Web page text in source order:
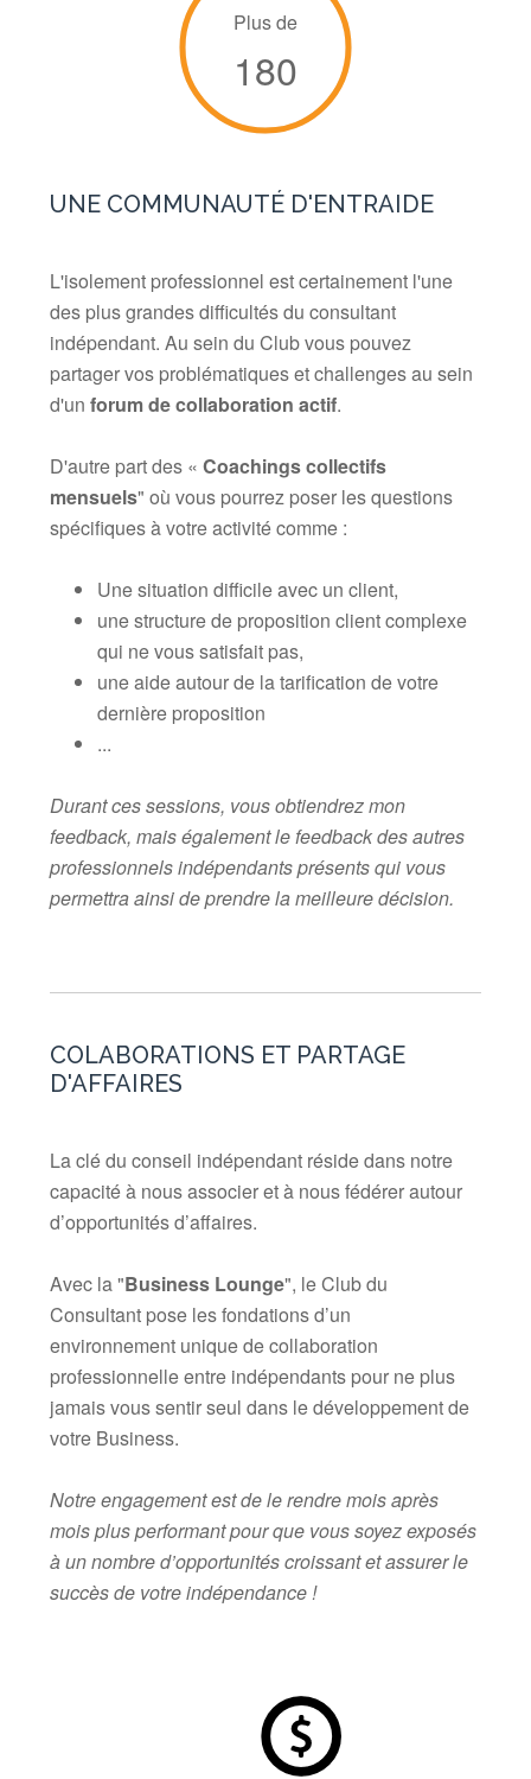
Plus de
180
UNE COMMUNAUTÉ D'ENTRAIDE
L'isolement professionnel est certainement l'une
des plus grandes difficultés du consultant
indépendant. Au sein du Club vous pouvez
partager vos problématiques et challenges au sein
d'unforum de collaboration actif.
D'autre part des «Coachings collectifs
mensuels" où vous pourrez poser les questions
spécifiques à votre activité comme :
Une situation difficile avec un client,
une structure de proposition client complexe
qui ne vous satisfait pas,
une aide autour de la tarification de votre
dernière proposition
...
Durant ces sessions, vous obtiendrez mon
feedback, mais également le feedback des autres
professionnels indépendants présents qui vous
permettra ainsi de prendre la meilleure décision.
COLABORATIONS ET PARTAGE
D'AFFAIRES
La clé du conseil indépendant réside dans notre
capacité à nous associer et à nous fédérer autour
d’opportunités d’affaires.
Avec la "Business Lounge", le Club du
Consultant pose les fondations d’un
environnement unique de collaboration
professionnelle entre indépendants pour ne plus
jamais vous sentir seul dans le développement de
votre Business.
Notre engagement est de le rendre mois après
mois plus performant pour que vous soyez exposés
à un nombre d’opportunités croissant etassurer le
succès de votre indépendance !